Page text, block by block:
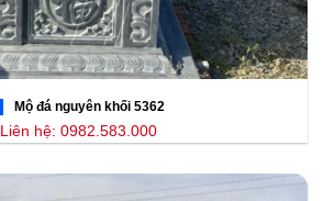
Mộ đá nguyên khối 5362
Liên hệ: 0982.583.000